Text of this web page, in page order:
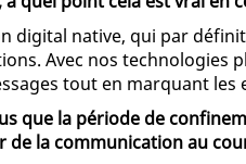
digital native, qui par
Avec nos technologies
tout en marquant les
que la période de
la communication au